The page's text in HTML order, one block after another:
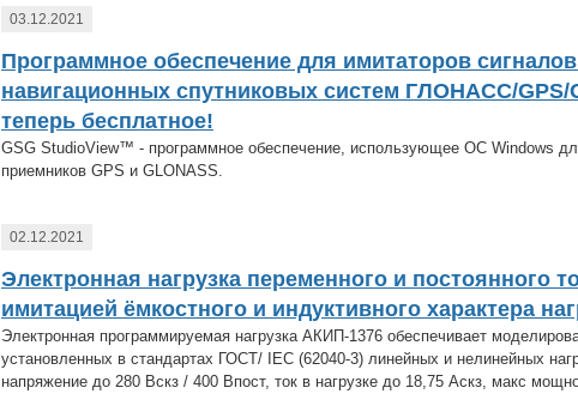
03.12.2021
Программное обеспечение для имитаторов
навигационных спутниковых систем ГЛОНАСС/GPS/
теперь бесплатное!
GSG StudioView™ - программное обеспечение, использующее ОС Windows
приемников GPS и GLONASS.
02.12.2021
Электронная нагрузка переменного и постоянного
имитацией ёмкостного и индуктивного характера
Электронная программируемая нагрузка АКИП-1376 обеспечивает
установленных в стандартах ГОСТ/ IEC (62040-3) линейных и нелинейных
напряжение до 280 Вскз / 400 Впост, ток в нагрузке до 18,75 Аскз, макс